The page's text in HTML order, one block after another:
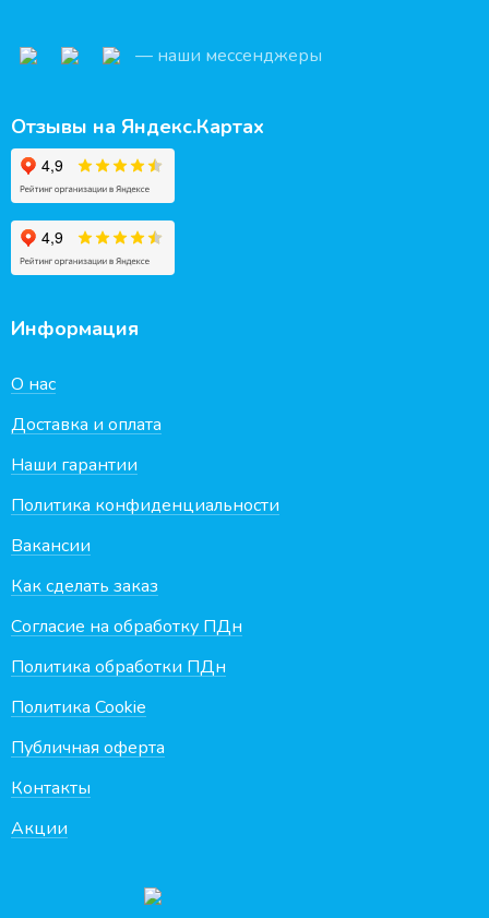
— наши мессенджеры
Отзывы на Яндекс.Картах
Информация
О нас
Доставка и оплата
Наши гарантии
Политика конфиденциальности
Вакансии
Как сделать заказ
Согласие на обработку ПДн
Политика обработки ПДн
Политика Cookie
Публичная оферта
Контакты
Акции